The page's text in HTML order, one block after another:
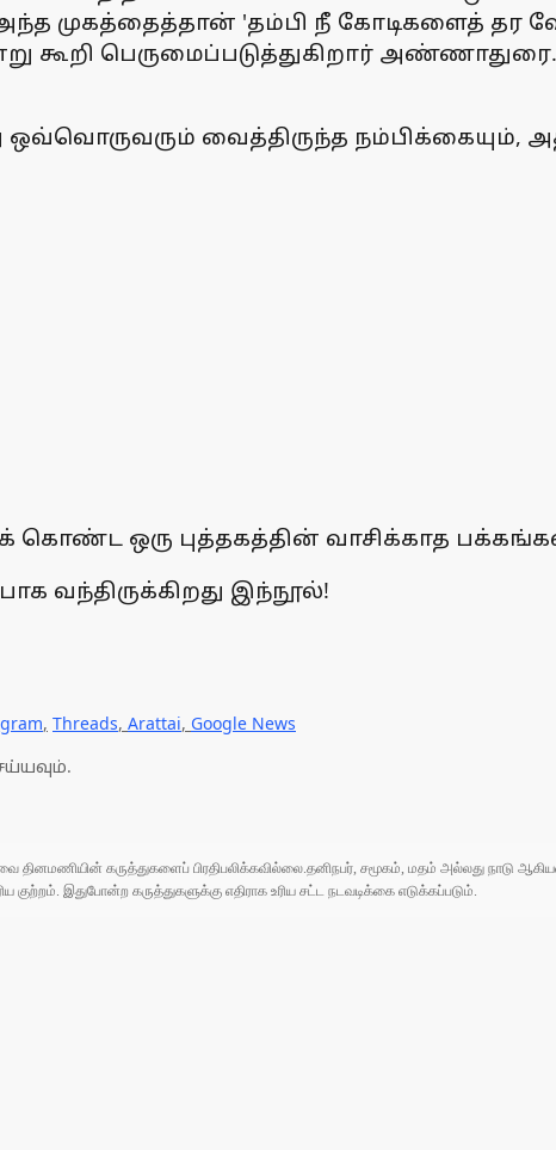
அந்த முகத்தைத்தான் 'தம்பி நீ கோடிகளைத்
கூறி பெருமைப்படுத்துகிறார்
ஒவ்வொருவரும் வைத்திருந்த நம்பிக்கையும்,
ஒரு புத்தகத்தின் வாசிக்காத
வந்திருக்கிறது இந்நூல்!
, Threads, Arattai, Google News
தினமணியின் கருத்துகளைப் பிரதிபலிக்கவில்லை.தனிநபர், சமூகம், மதம் அல்லது நாடு
இதுபோன்ற கருத்துகளுக்கு எதிராக உரிய சட்ட நடவடிக்கை எடுக்கப்படும்.